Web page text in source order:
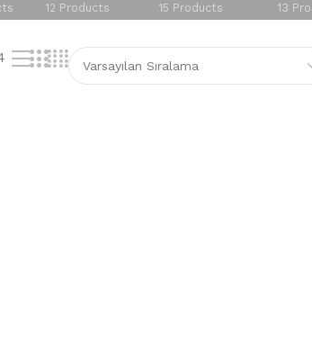
12 Products 15 Products 13